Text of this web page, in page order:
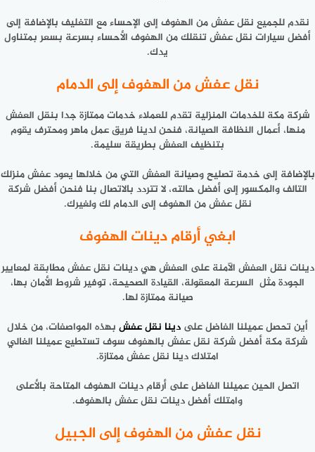
نقدم للجميع نقل عفش من الهفوف إلى الإحساء مع التغليف بالإضافة إلى
أفضل سيارات نقل عفش تنقلك من الهفوف الأحساء بسرعة بسعر بمتناول
يدك.
نقل عفش من الهفوف إلى الدمام
شركة مكة للخدمات المنزلية تقدم للعملاء خدمات ممتازة جدا بنقل العفش
منها، أعمال النظافة الصيانة، فنحن لدينا فريق عمل ماهر ومحترف يقوم
بتنظيف العفش بطريقة سليمة.
بالإضافة إلى خدمة تصليح وصيانة العفش التي من خلالها يعود عفش منزلك
التالف والمكسور إلى أفضل حالته، لا تتردد بالاتصال بنا فنحن أفضل شركة
نقل عفش من الهفوف إلى الدمام لك ولغيرك.
ابغي أرقام دينات الهفوف
دينات نقل العفش الآمنة على العفش هي دينات نقل عفش مطابقة لمعايير
الجودة مثل السرعة المعقولة، القيادة الصحيحة، توفير شروط الأمان بها،
صيانة ممتازة لها.
أين تحصل عميلنا الفاضل على دينا نقل عفش بهذه المواصفات، من خلال
شركة مكة أفضل شركة نقل عفش بالهفوف سوف تستطيع عميلنا الغالي
امتلاك دينا نقل عفش ممتازة.
اتصل الحين عميلنا الفاضل على أرقام دينات الهفوف المتاحة بالأعلى
وامتلك أفضل دينات نقل عفش بالهفوف.
نقل عفش من الهفوف إلى الجبيل